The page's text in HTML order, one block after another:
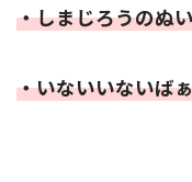
・しまじろうのぬ
・いないいないば